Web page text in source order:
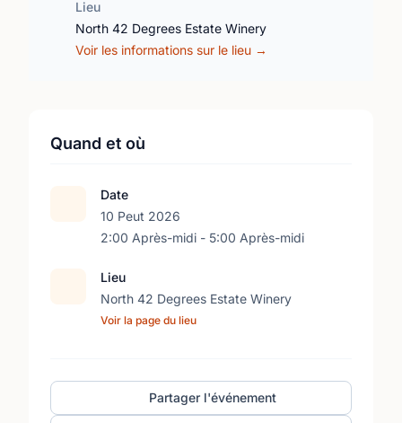
Lieu
North 42 Degrees Estate Winery
Voir les informations sur le lieu →
Quand et où
Date
10 Peut 2026
2:00 Après-midi - 5:00 Après-midi
Lieu
North 42 Degrees Estate Winery
Voir la page du lieu
Partager l'événement